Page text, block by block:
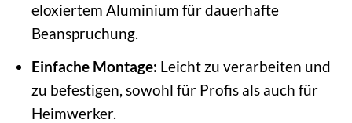
eloxiertem Aluminium für dauerhafte
Beanspruchung.
Einfache Montage: Leicht zu verarbeiten und
zu befestigen, sowohl für Profis als auch für
Heimwerker.